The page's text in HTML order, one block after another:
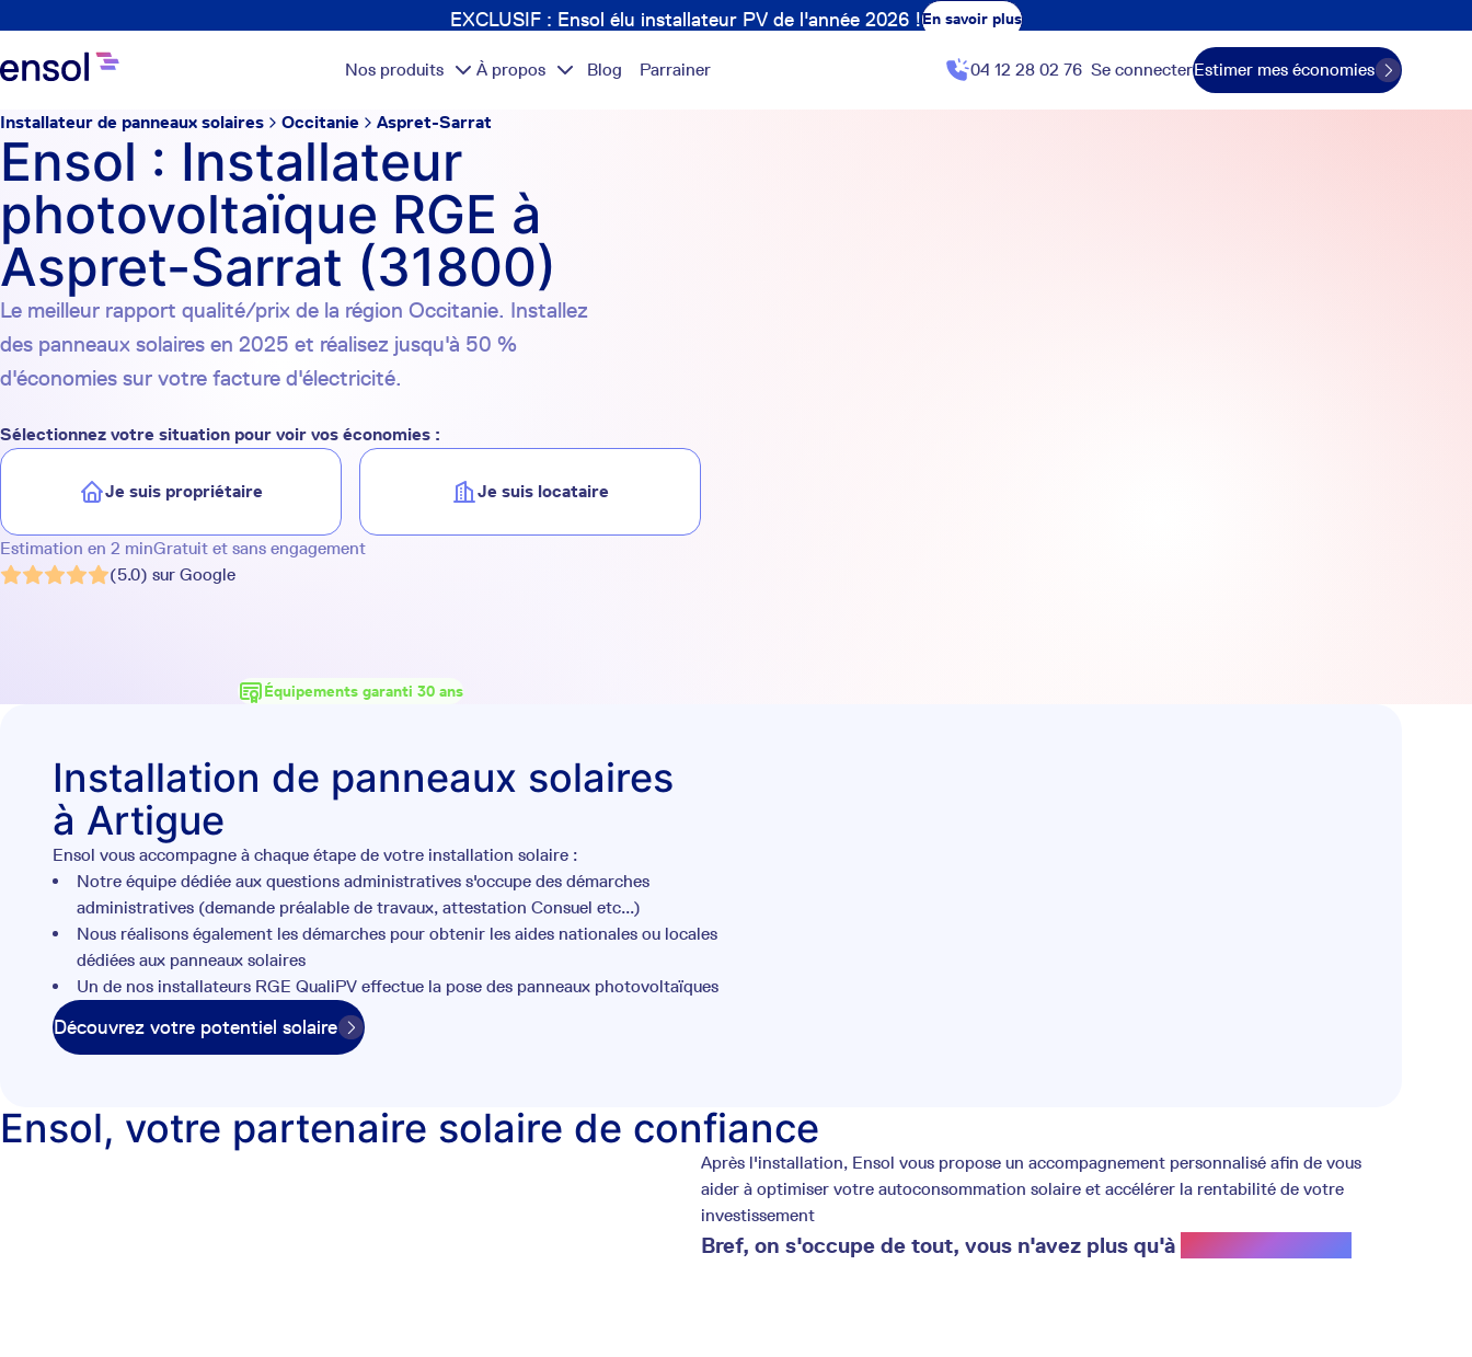
EXCLUSIF : Ensol élu installateur PV de l'année 2026 !En savoir plus
Nos produits À propos Blog Parrainer 04 12 28 02 76 Se connecterEstimer mes économies
Installateur de panneaux solaires Occitanie Aspret-Sarrat
Ensol : Installateur
photovoltaïque RGE à
Aspret-Sarrat (31800)
Le meilleur rapport qualité/prix de la région Occitanie. Installez
des panneaux solaires en 2025 et réalisez jusqu'à 50 %
d'économies sur votre facture d'électricité.
Sélectionnez votre situation pour voir vos économies :
Je suis propriétaire Je suis locataire
Estimation en 2 minGratuit et sans engagement
(5.0) sur Google
Équipements garanti 30 ans
Installation de panneaux solaires
à Artigue
Ensol vous accompagne à chaque étape de votre installation solaire :
Notre équipe dédiée aux questions administratives s'occupe des démarches
administratives (demande préalable de travaux, attestation Consuel etc...)
Nous réalisons également les démarches pour obtenir les aides nationales ou locales
dédiées aux panneaux solaires
Un de nos installateurs RGE QualiPV effectue la pose des panneaux photovoltaïques
Découvrez votre potentiel solaire
Ensol, votre partenaire solaire de confiance
Après l'installation, Ensol vous propose un accompagnement personnalisé afin de vous
aider à optimiser votre autoconsommation solaire et accélérer la rentabilité de votre
investissement
Bref, on s'occupe de tout, vous n'avez plus qu'à profiter du soleil.